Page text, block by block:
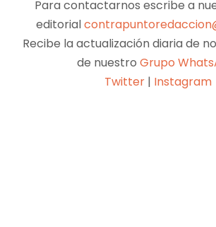
Para contactarnos escribe a
editorial
Recibe la actualización diaria de
de nuestro Grupo
Twitter | Instagram